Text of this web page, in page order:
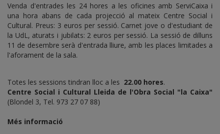
Venda d'entrades les 24 hores a les oficines amb ServiCaixa i
una hora abans de cada projecció al mateix Centre Social i
Cultural. Preus: 3 euros per sessió. Carnet jove o d'estudiant de
la UdL, aturats i jubilats: 2 euros per sessió. La sessió de dilluns
11 de desembre serà d'entrada lliure, amb les places limitades a
l'aforament de la sala.
Totes les sessions tindran lloc a les 22.00 hores.
Centre Social i Cultural Lleida de l'Obra Social "la Caixa"
(Blondel 3, Tel. 973 27 07 88)
Més informació